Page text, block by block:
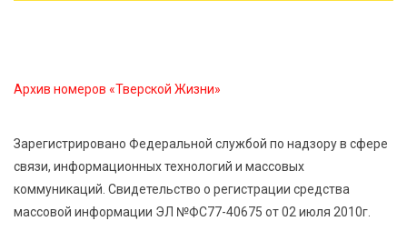
7 Авг 2026 15:30 290
трансформаторных подстанций и более 146 км ЛЭП
в Тверской области
7 Авг 2026 15:10 276
Архив номеров «Тверской Жизни»
Зарегистрировано Федеральной службой по надзору в сфере
связи, информационных технологий и массовых
коммуникаций. Свидетельство о регистрации средства
массовой информации ЭЛ №ФС77-40675 от 02 июля 2010г.